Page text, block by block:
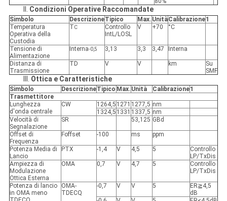
II. Condizioni Operative Raccomandate
Simbolo DescrizioneTipico Max. UnitàCalibrazione1
Temperatura
Operativa della
Custodia
TC
Controllo
IntL/LOSL
V +70 °C
Tensione di
Alimentazione
Interna-0,5 3,13 3,3 3,47 Interna
Distanza di
Trasmissione
TD V V km
Su
SMF
III. Ottica e Caratteristiche
Simbolo DescrizioneTipico Max. Unità Calibrazione1
Trasmettitore
Lunghezza
d'onda centrale
CW 1264,5 1271 1277,5 nm
1324,5 1331 1337,5 nm
Velocità di
Segnalazione
SR 53,125 GBd
Offset di
Frequenza
Foffset -100 ms ppm
Potenza Media di
Lancio
PTX -1,4 V 4,5 5
Controllo
LP/TxDis
Ampiezza di
Modulazione
Ottica Esterna
OMA 0,7 V 4,7 5
Controllo
LP/TxDis
Potenza di lancio
in OMA meno
OMA-
TDECQ
-0,7 V V 5
ER≧4,5
dB